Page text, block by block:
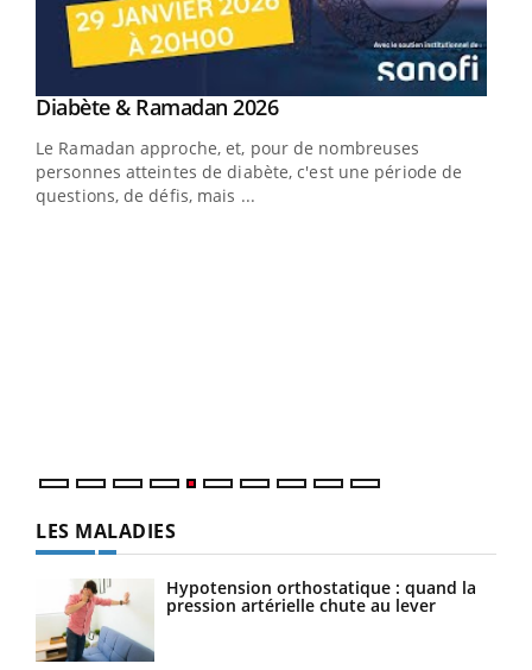
Youtube
Diabète & Ramadan 2026Youtube
Le Ramadan approche, et, pour de nombreuses
personnes atteintes de diabète, c'est une période de
questions, de défis, mais ...
LES MALADIES
Hypotension orthostatique : quand la
pression artérielle chute au lever